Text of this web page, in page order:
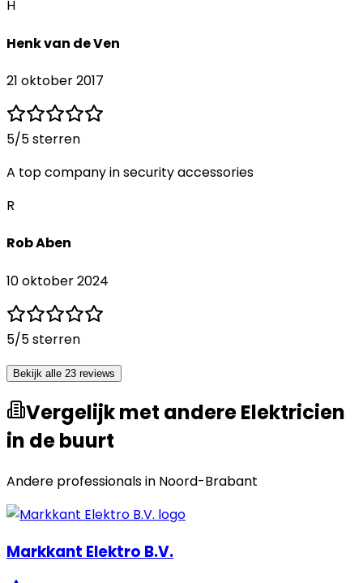
H
Henk van de Ven
21 oktober 2017
5/5 sterren
A top company in security accessories
R
Rob Aben
10 oktober 2024
5/5 sterren
Bekijk alle 23 reviews
Vergelijk met andere Elektricien
in de buurt
Andere professionals in Noord-Brabant
Markkant Elektro B.V.